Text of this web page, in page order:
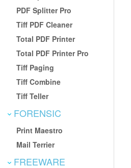
PDF Splitter Pro
Tiff PDF Cleaner
Total PDF Printer
Total PDF Printer Pro
Tiff Paging
Tiff Combine
Tiff Teller
FORENSIC
Print Maestro
Mail Terrier
FREEWARE